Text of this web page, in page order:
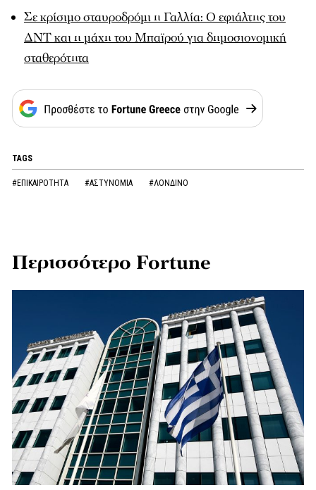
Σε κρίσιμο σταυροδρόμι η Γαλλία: Ο εφιάλτης του
ΔΝΤ και η μάχη του Μπαϊρού για δημοσιονομική
σταθερότητα
TAGS
#ΕΠΙΚΑΙΡΟΤΗΤΑ #ΑΣΤΥΝΟΜΙΑ #ΛΟΝΔΙΝΟ
Περισσότερο Fortune